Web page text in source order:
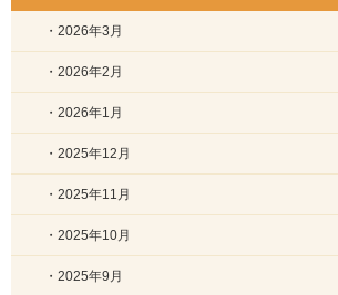
・2026年3月
・2026年2月
・2026年1月
・2025年12月
・2025年11月
・2025年10月
・2025年9月